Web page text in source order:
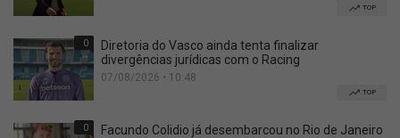
TOP
0
Diretoria do Vasco ainda tenta finalizar
divergências jurídicas com o Racing
07/08/2026 • 10:48
TOP
0 Facundo Colidio já desembarcou no Rio de Janeiro